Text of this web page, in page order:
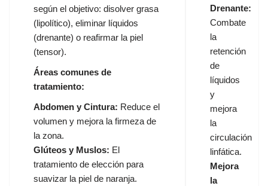
según el objetivo: disolver grasa
(lipolítico), eliminar líquidos
(drenante) o reafirmar la piel
(tensor).
Áreas comunes de
tratamiento:
Abdomen y Cintura: Reduce el
volumen y mejora la firmeza de
la zona.
Glúteos y Muslos: El
tratamiento de elección para
suavizar la piel de naranja.
Drenante:
Combate
la
retención
de
líquidos
y
mejora
la
circulación
linfática.
Mejora
la